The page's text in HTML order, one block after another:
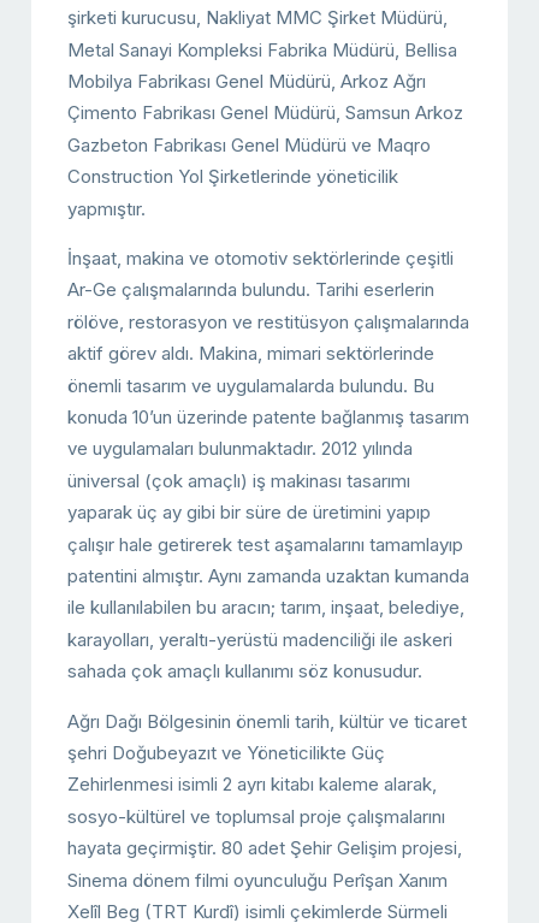
şirketi kurucusu, Nakliyat MMC Şirket Müdürü,
Metal Sanayi Kompleksi Fabrika Müdürü, Bellisa
Mobilya Fabrikası Genel Müdürü, Arkoz Ağrı
Çimento Fabrikası Genel Müdürü, Samsun Arkoz
Gazbeton Fabrikası Genel Müdürü ve Maqro
Construction Yol Şirketlerinde yöneticilik
yapmıştır.
İnşaat, makina ve otomotiv sektörlerinde çeşitli
Ar-Ge çalışmalarında bulundu. Tarihi eserlerin
rölöve, restorasyon ve restitüsyon çalışmalarında
aktif görev aldı. Makina, mimari sektörlerinde
önemli tasarım ve uygulamalarda bulundu. Bu
konuda 10’un üzerinde patente bağlanmış tasarım
ve uygulamaları bulunmaktadır. 2012 yılında
üniversal (çok amaçlı) iş makinası tasarımı
yaparak üç ay gibi bir süre de üretimini yapıp
çalışır hale getirerek test aşamalarını tamamlayıp
patentini almıştır. Aynı zamanda uzaktan kumanda
ile kullanılabilen bu aracın; tarım, inşaat, belediye,
karayolları, yeraltı-yerüstü madenciliği ile askeri
sahada çok amaçlı kullanımı söz konusudur.
Ağrı Dağı Bölgesinin önemli tarih, kültür ve ticaret
şehri Doğubeyazıt ve Yöneticilikte Güç
Zehirlenmesi isimli 2 ayrı kitabı kaleme alarak,
sosyo-kültürel ve toplumsal proje çalışmalarını
hayata geçirmiştir. 80 adet Şehir Gelişim projesi,
Sinema dönem filmi oyunculuğu Perîşan Xanım
Xelîl Beg (TRT Kurdî) isimli çekimlerde Sürmeli